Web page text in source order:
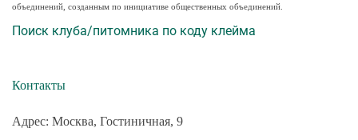
объединений, созданным по инициативе общественных объединений.
Поиск клуба/питомника по коду клейма
Контакты
Адрес: Москва, Гостиничная, 9